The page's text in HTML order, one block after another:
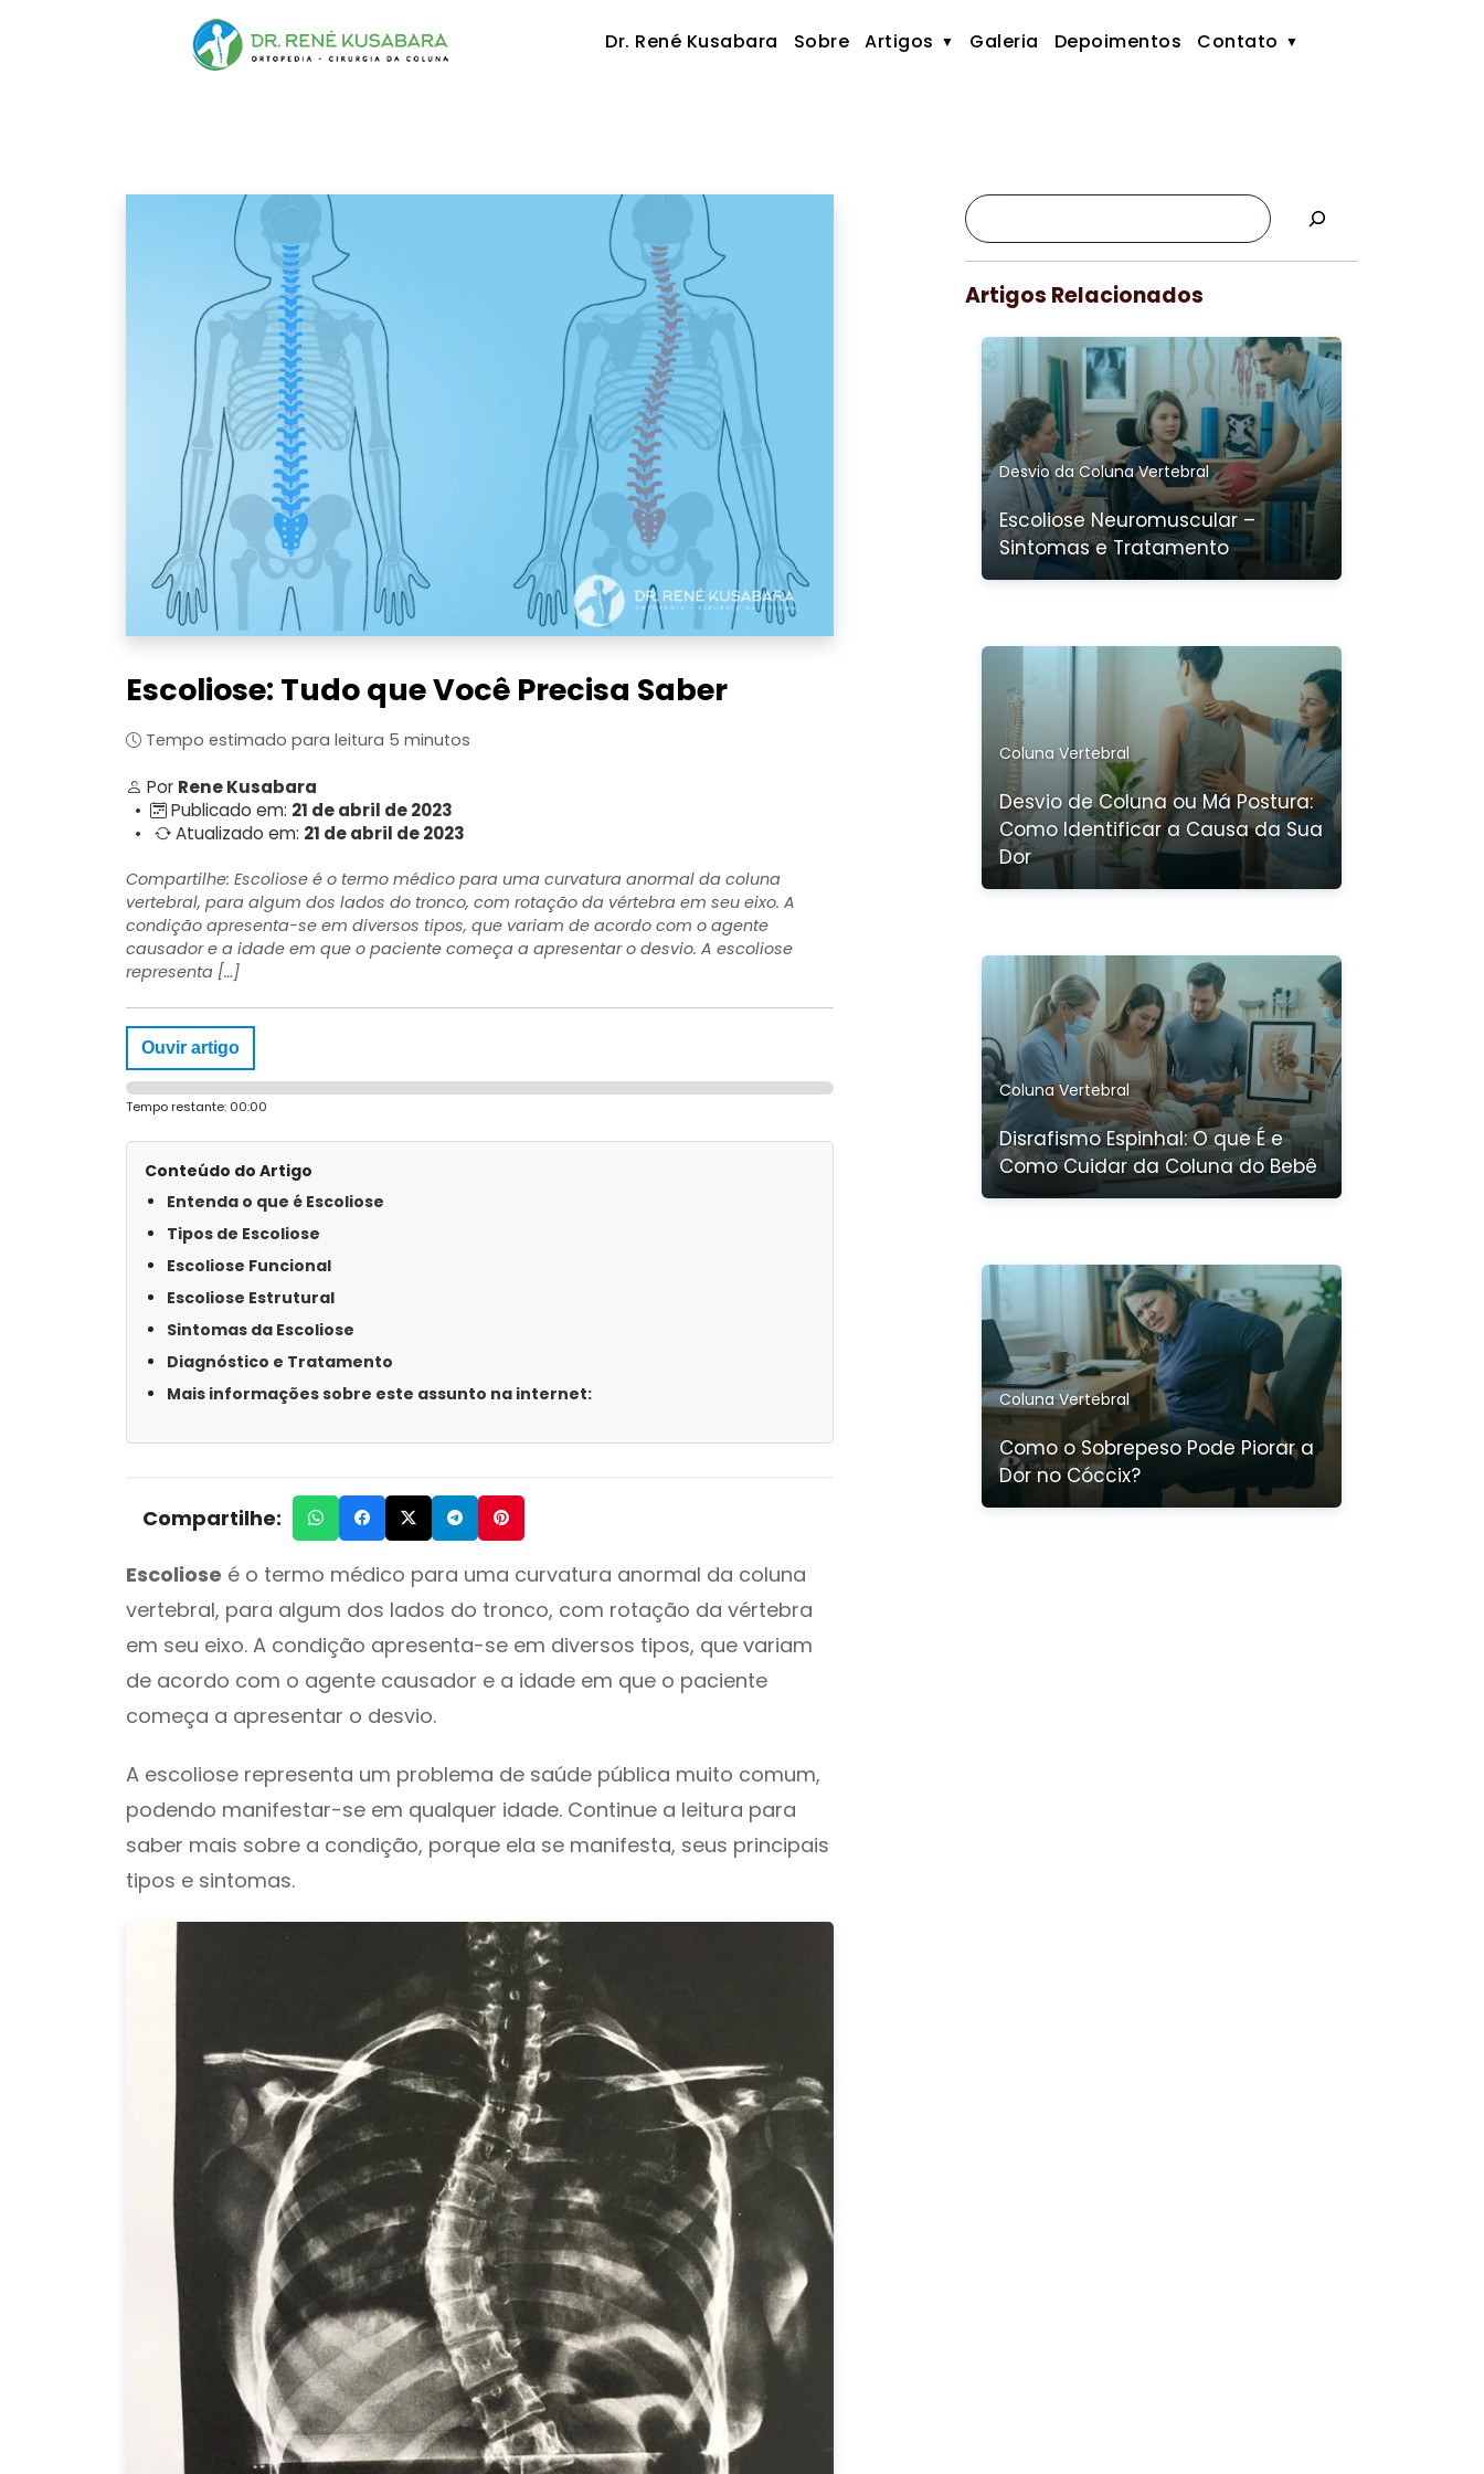
Dr. René Kusabara Sobre Artigos Galeria Depoimentos Contato
Escoliose: Tudo que Você Precisa Saber
Tempo estimado para leitura 5 minutos
Por Rene Kusabara
•
Publicado em: 21 de abril de 2023
•
Atualizado em: 21 de abril de 2023
Compartilhe: Escoliose é o termo médico para uma curvatura anormal da coluna
vertebral, para algum dos lados do tronco, com rotação da vértebra em seu eixo. A
condição apresenta-se em diversos tipos, que variam de acordo com o agente
causador e a idade em que o paciente começa a apresentar o desvio. A escoliose
representa […]
Ouvir artigo
Tempo restante: 00:00
Conteúdo do Artigo
Entenda o que é Escoliose
Tipos de Escoliose
Escoliose Funcional
Escoliose Estrutural
Sintomas da Escoliose
Diagnóstico e Tratamento
Mais informações sobre este assunto na internet:
Compartilhe:
Escoliose é o termo médico para uma curvatura anormal da coluna
vertebral, para algum dos lados do tronco, com rotação da vértebra
em seu eixo. A condição apresenta-se em diversos tipos, que variam
de acordo com o agente causador e a idade em que o paciente
começa a apresentar o desvio.
A escoliose representa um problema de saúde pública muito comum,
podendo manifestar-se em qualquer idade. Continue a leitura para
saber mais sobre a condição, porque ela se manifesta, seus principais
tipos e sintomas.
Artigos Relacionados
Desvio da Coluna Vertebral
Escoliose Neuromuscular –
Sintomas e Tratamento
Coluna Vertebral
Desvio de Coluna ou Má Postura:
Como Identificar a Causa da Sua
Dor
Coluna Vertebral
Disrafismo Espinhal: O que É e
Como Cuidar da Coluna do Bebê
Coluna Vertebral
Como o Sobrepeso Pode Piorar a
Dor no Cóccix?